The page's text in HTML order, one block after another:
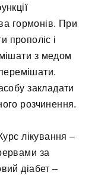
гормонів. При
прополіс і
з медом
закладати
розчинення.
лікування –
за
діабет –